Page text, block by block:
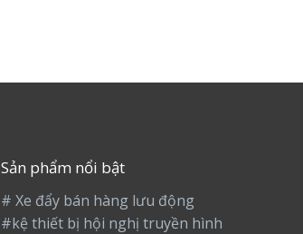
Sản phẩm nổi bật
# Xe đẩy bán hàng lưu động
#kệ thiết bị hội nghị truyền hình